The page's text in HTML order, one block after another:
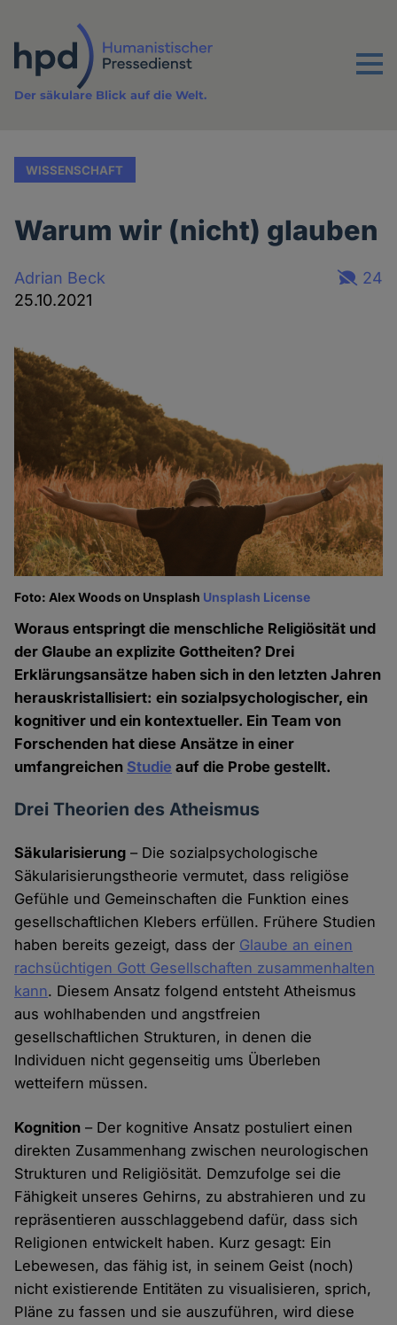
Inhalt
Menu
Der säkulare Blick auf die Welt.
WISSENSCHAFT
Warum wir (nicht) glauben
Adrian Beck
25.10.2021
24
Foto: Alex Woods on Unsplash Unsplash License
Woraus entspringt die menschliche Religiösität und
der Glaube an explizite Gottheiten? Drei
Erklärungsansätze haben sich in den letzten Jahren
herauskristallisiert: ein sozialpsychologischer, ein
kognitiver und ein kontextueller. Ein Team von
Forschenden hat diese Ansätze in einer
umfangreichen Studie auf die Probe gestellt.
Drei Theorien des Atheismus
Säkularisierung – Die sozialpsychologische
Säkularisierungstheorie vermutet, dass religiöse
Gefühle und Gemeinschaften die Funktion eines
gesellschaftlichen Klebers erfüllen. Frühere Studien
haben bereits gezeigt, dass der Glaube an einen
rachsüchtigen Gott Gesellschaften zusammenhalten
kann. Diesem Ansatz folgend entsteht Atheismus
aus wohlhabenden und angstfreien
gesellschaftlichen Strukturen, in denen die
Individuen nicht gegenseitig ums Überleben
wetteifern müssen.
Kognition – Der kognitive Ansatz postuliert einen
direkten Zusammenhang zwischen neurologischen
Strukturen und Religiösität. Demzufolge sei die
Fähigkeit unseres Gehirns, zu abstrahieren und zu
repräsentieren ausschlaggebend dafür, dass sich
Religionen entwickelt haben. Kurz gesagt: Ein
Lebewesen, das fähig ist, in seinem Geist (noch)
nicht existierende Entitäten zu visualisieren, sprich,
Pläne zu fassen und sie auszuführen, wird diese